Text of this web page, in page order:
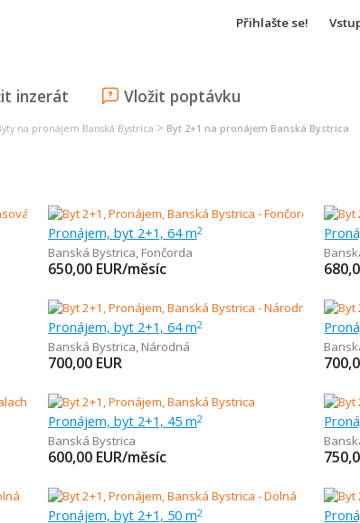
Přihlašte se!
inzerát Vložit poptávku
na pronájem Banská Bystrica > Byt 2+1 na pronájem Banská Bystrica
Pronájem, byt 2+1, 64 m2
Banská Bystrica, Fončorda
650,00 EUR/měsíc
Pronájem, byt 2+1, 64 m2
Banská Bystrica, Národná
700,00 EUR
Pronájem, byt 2+1, 45 m2
Banská Bystrica
600,00 EUR/měsíc
Pronájem, byt 2+1, 50 m2